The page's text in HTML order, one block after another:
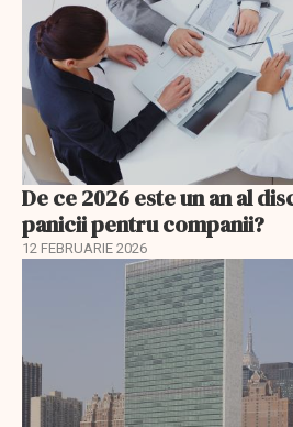
De ce 2026 este un an al
panicii pentru companii?
12 FEBRUARIE 2026